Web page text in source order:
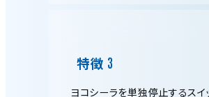
特徴
ヨコシーラを単独停止するス